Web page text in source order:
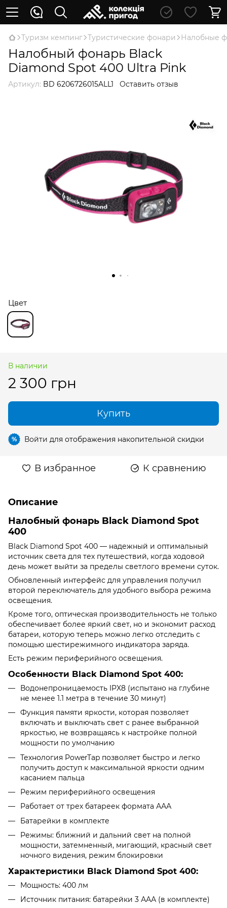
Туризм кемпинг Туристические фонари Налобные
Налобный фонарь Black
Diamond Spot 400 Ultra Pink
Артикул: BD 6206726015ALL1 Оставить отзыв
Цвет
В наличии
2 300 грн
Купить
% Войти для отображения накопительной скидки
В избранное К сравнению
Описание
Налобный фонарь Black Diamond Spot
400
Black Diamond Spot 400 — надежный и оптимальный
источник света для тех путешествий, когда ходовой
день может выйти за пределы светлого времени суток.
Обновленный интерфейс для управления получил
второй переключатель для удобного выбора режима
освещения.
Кроме того, оптическая производительность не только
обеспечивает более яркий свет, но и экономит расход
батареи, которую теперь можно легко отследить с
помощью шестирежимного индикатора заряда.
Есть режим периферийного освещения.
Особенности Black Diamond Spot 400:
Водонепроницаемость IPX8 (испытано на глубине
не менее 1.1 метра в течение 30 минут)
Функция памяти яркости, которая позволяет
включать и выключать свет с ранее выбранной
яркостью, не возвращаясь к настройке полной
мощности по умолчанию
Технология PowerTap позволяет быстро и легко
получить доступ к максимальной яркости одним
касанием пальца
Режим периферийного освещения
Работает от трех батареек формата ААА
Батарейки в комплекте
Режимы: ближний и дальний свет на полной
мощности, затемненный, мигающий, красный свет
ночного видения, режим блокировки
Характеристики Black Diamond Spot 400:
Мощность: 400 лм
Источник питания: батарейки 3 ААА (в комплекте)